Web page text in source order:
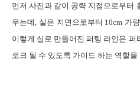
먼저 사진과 같이 공략 지점으로부터
우는데
실은 지면으로부터 10cm 가
이렇게 실로 만들어진 퍼팅 라인은 퍼
로크 될 수 있도록 가이드 하는 역할을